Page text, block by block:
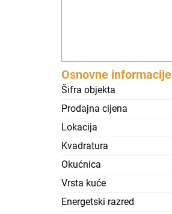
Osnovne informacije
Šifra objekta
Prodajna cijena
Lokacija
Kvadratura
Okućnica
Vrsta kuće
Energetski razred